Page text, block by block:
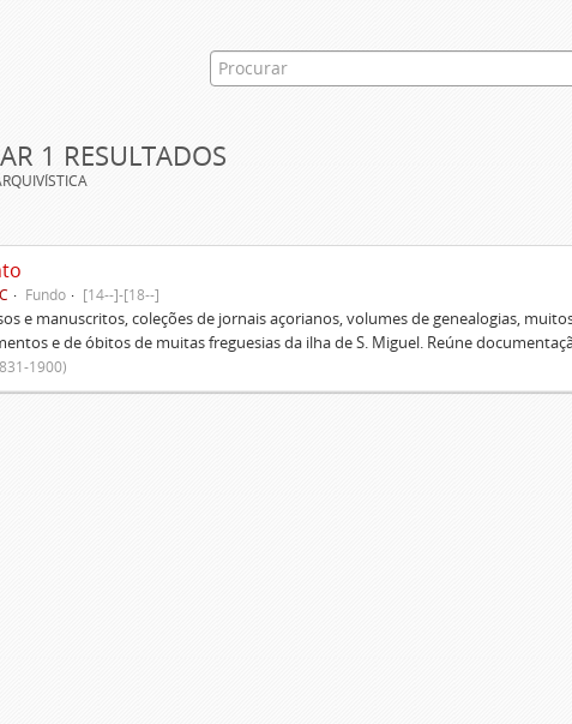
1 RESULTADOS
Fundo [14--]-[18--]
e manuscritos, coleções de jornais açorianos, volumes de genealogias,
e de óbitos de muitas freguesias da ilha de S. Miguel. Reúne
1900)